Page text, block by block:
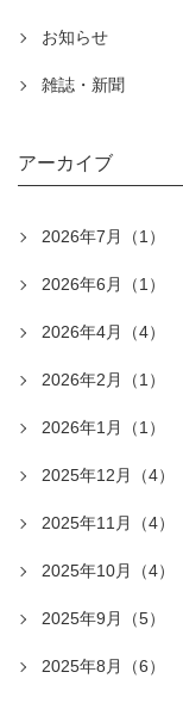
お知らせ
雑誌・新聞
アーカイブ
2026年7月（1）
2026年6月（1）
2026年4月（4）
2026年2月（1）
2026年1月（1）
2025年12月（4）
2025年11月（4）
2025年10月（4）
2025年9月（5）
2025年8月（6）